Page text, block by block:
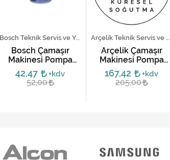
Bosch Teknik Servis ve Yedek Parça Hizmetleri
Bosch Çamaşır
Makinesi Pompa
Kapağı
42,47 +kdv
52,00
Arçelik Teknik Servis ve Yedek Parça Hizmetleri
Arçelik Çamaşır
Makinesi Pompa
Motoru - Geçme
167,42 +kdv
205,00